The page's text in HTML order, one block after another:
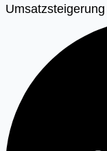
Umsatzsteigerung